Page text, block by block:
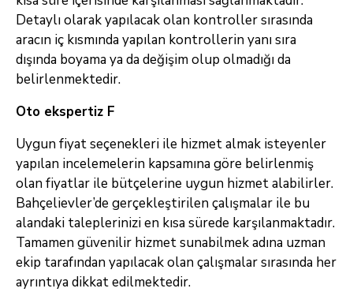
Detaylı olarak yapılacak olan kontroller sırasında
aracın iç kısmında yapılan kontrollerin yanı sıra
dışında boyama ya da değişim olup olmadığı da
belirlenmektedir.
Oto ekspertiz F
Uygun fiyat seçenekleri ile hizmet almak isteyenler
yapılan incelemelerin kapsamına göre belirlenmiş
olan fiyatlar ile bütçelerine uygun hizmet alabilirler.
Bahçelievler’de gerçekleştirilen çalışmalar ile bu
alandaki taleplerinizi en kısa sürede karşılanmaktadır.
Tamamen güvenilir hizmet sunabilmek adına uzman
ekip tarafından yapılacak olan çalışmalar sırasında her
ayrıntıya dikkat edilmektedir.